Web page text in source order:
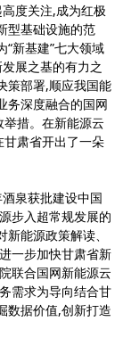
度关注,成为红极
型基础设施的范
“新基建”七大领域
展之基的有力之
策部署,顺应我国能
务深度融合的国网
举措。在新能源云
甘肃省开出了一朵
泉获批建设中国
步入超常规发展的
能源政策解读、
一步加快甘肃省新
联合国网新能源云
需求为导向结合甘
数据价值,创新打造